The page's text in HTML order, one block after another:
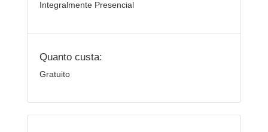
Integralmente Presencial
Quanto custa:
Gratuito